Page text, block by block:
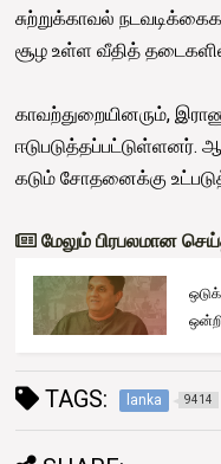
சுற்றுக்காவல்
சூழ உள்ள வீதித்
காவற்துறையினரும்,
ஈடுபடுத்தப்பட்டுள்ளனர்.
கடும் சோதனைக்கு
மேலும் பிரபலமான
TAGS: lanka 9414